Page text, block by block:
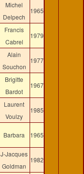
Michel
Delpech
1965
Francis
Cabrel
1979
Alain
Souchon
1977
Brigitte
Bardot
1967
Laurent
Voulzy
1985
Barbara 1965
J-Jacques
Goldman
1982